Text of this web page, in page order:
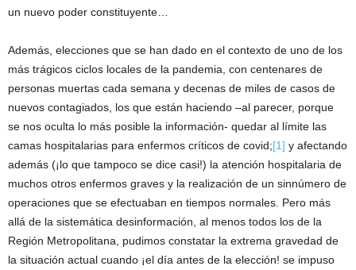
un nuevo poder constituyente…
Además, elecciones que se han dado en el contexto de uno de los
más trágicos ciclos locales de la pandemia, con centenares de
personas muertas cada semana y decenas de miles de casos de
nuevos contagiados, los que están haciendo –al parecer, porque
se nos oculta lo más posible la información- quedar al límite las
camas hospitalarias para enfermos críticos de covid;[1] y afectando
además (¡lo que tampoco se dice casi!) la atención hospitalaria de
muchos otros enfermos graves y la realización de un sinnúmero de
operaciones que se efectuaban en tiempos normales. Pero más
allá de la sistemática desinformación, al menos todos los de la
Región Metropolitana, pudimos constatar la extrema gravedad de
la situación actual cuando ¡el día antes de la elección! se impuso